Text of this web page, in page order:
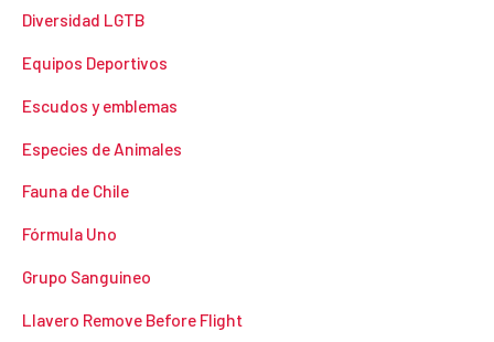
Diversidad LGTB
Equipos Deportivos
Escudos y emblemas
Especies de Animales
Fauna de Chile
Fórmula Uno
Grupo Sanguineo
Llavero Remove Before Flight